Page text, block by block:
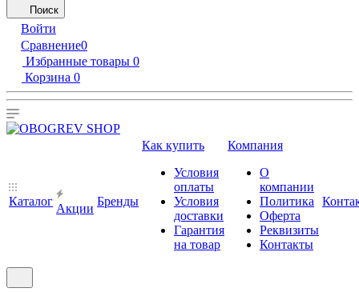
Поиск
Войти
Сравнение0
Избранные товары 0
Корзина 0
Каталог
Акции
Бренды
Как купить
Условия
оплаты
Условия
доставки
Гарантия
на товар
Компания
О
компании
Политика
Оферта
Реквизиты
Контакты